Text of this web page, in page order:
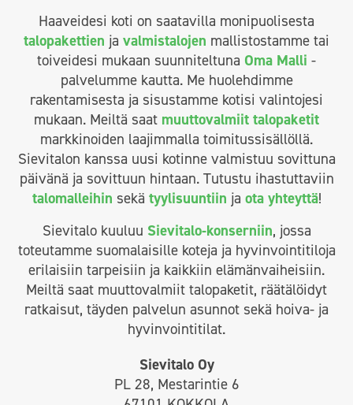
Haaveidesi koti on saatavilla monipuolisesta
talopakettien ja valmistalojen mallistostamme tai
toiveidesi mukaan suunniteltuna Oma Malli -
palvelumme kautta. Me huolehdimme
rakentamisesta ja sisustamme kotisi valintojesi
mukaan. Meiltä saat muuttovalmiit talopaketit
markkinoiden laajimmalla toimitussisällöllä.
Sievitalon kanssa uusi kotinne valmistuu sovittuna
päivänä ja sovittuun hintaan. Tutustu ihastuttaviin
talomalleihin sekä tyylisuuntiin ja ota yhteyttä!
Sievitalo kuuluu Sievitalo-konserniin, jossa
toteutamme suomalaisille koteja ja hyvinvointitiloja
erilaisiin tarpeisiin ja kaikkiin elämänvaiheisiin.
Meiltä saat muuttovalmiit talopaketit, räätälöidyt
ratkaisut, täyden palvelun asunnot sekä hoiva- ja
hyvinvointitilat.
Sievitalo Oy
PL 28, Mestarintie 6